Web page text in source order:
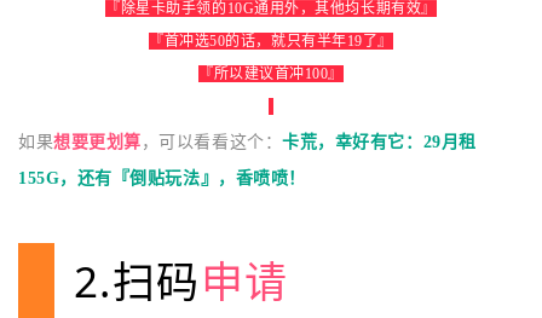
『除星卡助手领的10G通用外，其他均长期有效』
『首冲选50的话，就只有半年19 了』
『所以建议首冲100』
如果想要更划算 ，可以看看这个：卡荒，幸好有它：29月租
155G，还有『倒贴玩法』，香喷喷！
2.扫码申请